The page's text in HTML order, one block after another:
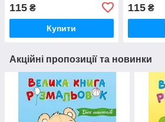
115 ₴
Купити
115₴
Акційні пропозиції та новинки